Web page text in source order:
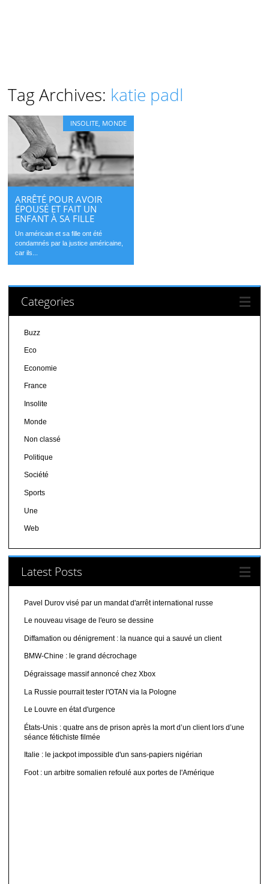
Tag Archives: katie padl
INSOLITE MONDE
ARRÊTÉ POUR AVOIR
ÉPOUSÉ ET FAIT UN
ENFANT À SA FILLE
Un américain et sa fille ont été
condamnés par la justice américaine,
car ils...
Categories
Buzz
Eco
Economie
France
Insolite
Monde
Non classé
Politique
Société
Sports
Une
Web
Latest Posts
Pavel Durov visé par un mandat d'arrêt international russe
Le nouveau visage de l'euro se dessine
Diffamation ou dénigrement : la nuance qui a sauvé un client
BMW-Chine : le grand décrochage
Dégraissage massif annoncé chez Xbox
La Russie pourrait tester l'OTAN via la Pologne
Le Louvre en état d'urgence
États-Unis : quatre ans de prison après la mort d’un client lors d’une
séance fétichiste filmée
Italie : le jackpot impossible d'un sans-papiers nigérian
Foot : un arbitre somalien refoulé aux portes de l'Amérique